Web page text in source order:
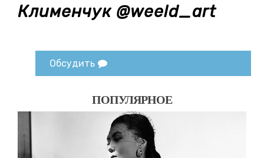
Клименчук @weeld_art
Обсудить
ПОПУЛЯРНОЕ